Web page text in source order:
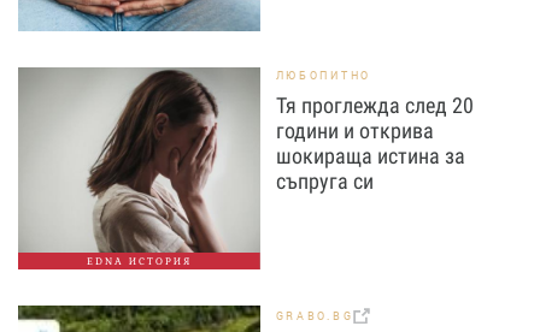
EDNA ИСТОРИЯ
ЛЮБОПИТНО
Тя проглежда след 20
години и открива
шокираща истина за
съпруга си
GRABO.BG